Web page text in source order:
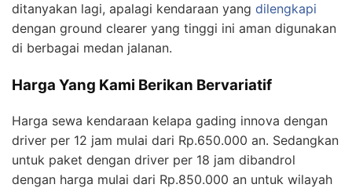
ditanyakan lagi, apalagi kendaraan yang dilengkapi
dengan ground clearer yang tinggi ini aman digunakan
di berbagai medan jalanan.
Harga Yang Kami Berikan Bervariatif
Harga sewa kendaraan kelapa gading innova dengan
driver per 12 jam mulai dari Rp.650.000 an. Sedangkan
untuk paket dengan driver per 18 jam dibandrol
dengan harga mulai dari Rp.850.000 an untuk wilayah